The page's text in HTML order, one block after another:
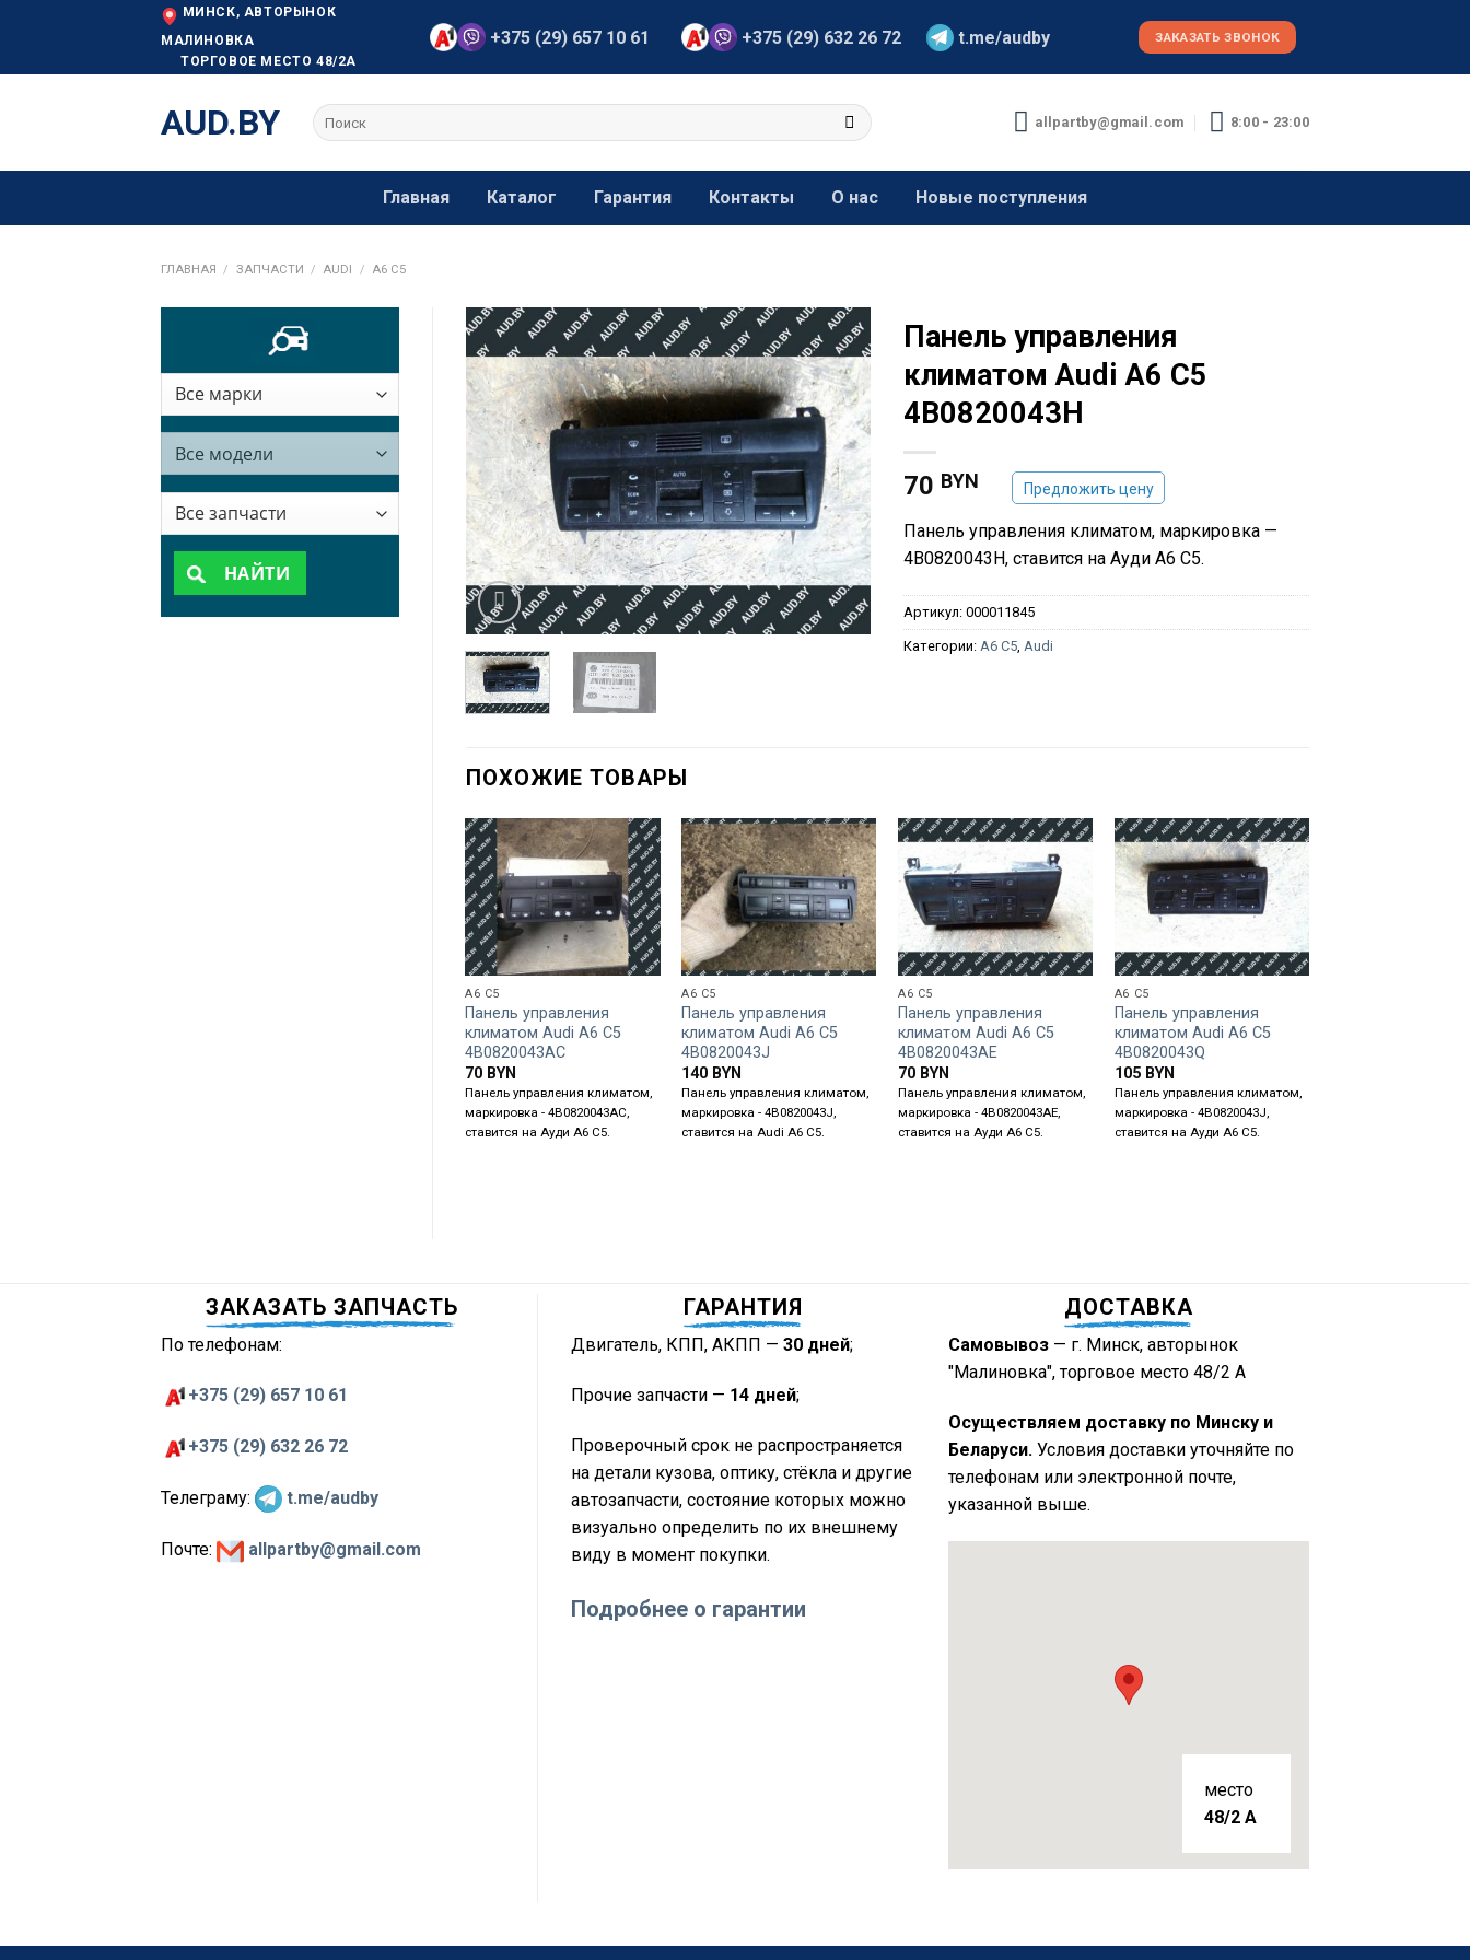
МИНСК, АВТОРЫНОК
МАЛИНОВКА
ТОРГОВОЕ МЕСТО 48/2А
+375 (29) 657 10 61 +375 (29) 632 26 72 t.me/audby ЗАКАЗАТЬ ЗВОНОК
AUD.BY Искать: allpartby@gmail.com 8:00 - 23:00
Главная Каталог Гарантия Контакты О нас Новые поступления
ГЛАВНАЯ / ЗАПЧАСТИ / AUDI / A6 C5
НАЙТИ
Панель управления
климатом Audi A6 C5
4B0820043H
70 BYN Предложить цену
Панель управления климатом, маркировка —
4B0820043H, ставится на Ауди А6 С5.
Артикул:000011845
Категории: A6 C5 Audi
ПОХОЖИЕ ТОВАРЫ
A6 C5
Панель управления
климатом Audi A6 C5
4B0820043AC
70 BYN
Панель управления климатом,
маркировка - 4B0820043AC,
ставится на Ауди А6 С5.
A6 C5
Панель управления
климатом Audi A6 C5
4B0820043J
140 BYN
Панель управления климатом,
маркировка - 4B0820043J,
ставится на Audi A6 C5.
A6 C5
Панель управления
климатом Audi A6 C5
4B0820043AE
70 BYN
Панель управления климатом,
маркировка - 4B0820043AE,
ставится на Ауди А6 С5.
A6 C5
Панель управления
климатом Audi A6 C5
4B0820043Q
105 BYN
Панель управления климатом,
маркировка - 4B0820043J,
ставится на Ауди А6 С5.
ЗАКАЗАТЬ ЗАПЧАСТЬ
По телефонам:
+375 (29) 657 10 61
+375 (29) 632 26 72
Телеграму: t.me/audby
Почте: allpartby@gmail.com
ГАРАНТИЯ
Двигатель, КПП, АКПП — 30 дней;
Прочие запчасти — 14 дней;
Проверочный срок не распространяется
на детали кузова, оптику, стёкла и другие
автозапчасти, состояние которых можно
визуально определить по их внешнему
виду в момент покупки.
Подробнее о гарантии
ДОСТАВКА
Самовывоз— г. Минск, авторынок
"Малиновка", торговое место 48/2 А
Осуществляем доставку по Минску и
Беларуси.Условия доставки уточняйте по
телефонам или электронной почте,
указанной выше.
место
48/2 A